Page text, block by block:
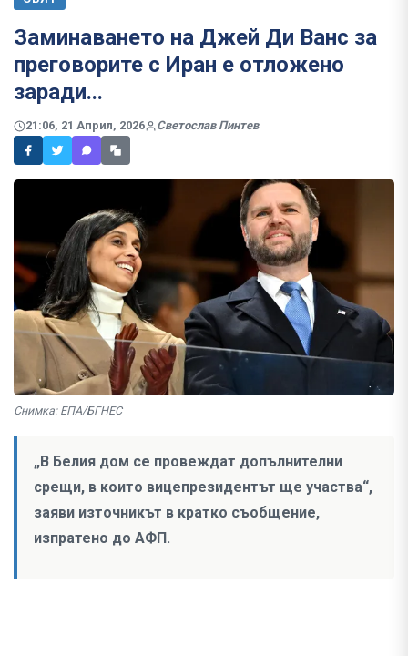
Заминаването на Джей Ди Ванс за
преговорите с Иран е отложено
заради...
21:06, 21 Април, 2026 Светослав Пинтев
Снимка: ЕПА/БГНЕС
„В Белия дом се провеждат допълнителни
срещи, в които вицепрезидентът ще участва“,
заяви източникът в кратко съобщение,
изпратено до АФП.